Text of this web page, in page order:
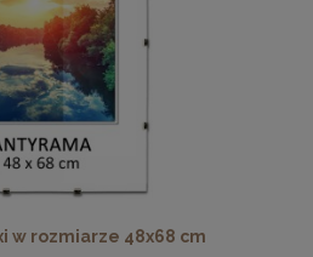
w rozmiarze 48x68 cm